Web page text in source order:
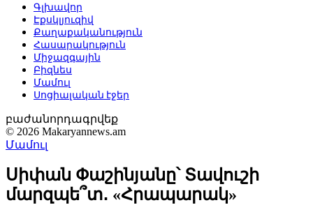
Գլխավոր
Էքսկլյուզիվ
Քաղաքականություն
Հասարակություն
Միջազգային
Բիզնես
Մամուլ
Սոցիալական էջեր
բաժանորդագրվեք
© 2026 Makaryannews.am
Մամուլ
Սիփան Փաշինյանը՝ Տավուշի
մարզպե՞տ․ «Հրապարակ»